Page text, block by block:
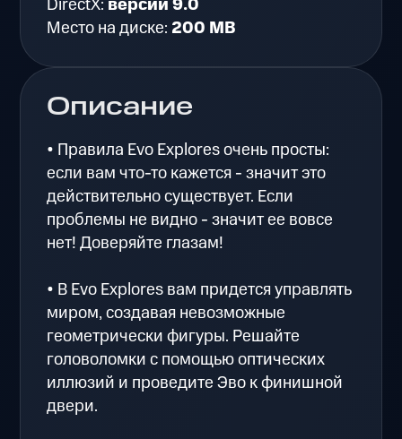
Описание
• Правила Evo Explores очень просты:
если вам что-то кажется - значит это
действительно существует. Если
проблемы не видно - значит ее вовсе
нет! Доверяйте глазам!
• В Evo Explores вам придется управлять
миром, создавая невозможные
геометрически фигуры. Решайте
головоломки с помощью оптических
иллюзий и проведите Эво к финишной
двери.
DirectX: версии 9.0
Место на диске: 200 MB